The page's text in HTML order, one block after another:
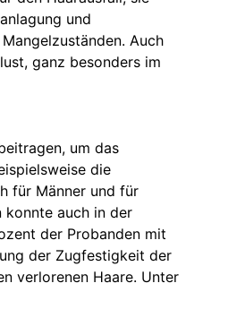
und
Auch
ganz besonders im
um das
die
für Männer und für
konnte auch in der
der Probanden mit
der Zugfestigkeit der
verlorenen Haare. Unter